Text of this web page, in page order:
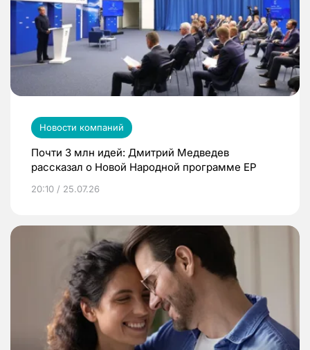
Новости компаний
Почти 3 млн идей: Дмитрий Медведев
рассказал о Новой Народной программе ЕР
20:10 / 25.07.26